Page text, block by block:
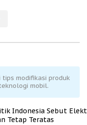
modifikasi produk
mobil.
Indonesia Sebut
Tetap Teratas